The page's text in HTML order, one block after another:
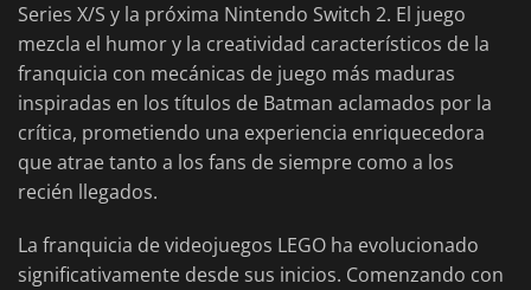
Series X/S y la próxima Nintendo Switch 2. El juego
mezcla el humor y la creatividad característicos de la
franquicia con mecánicas de juego más maduras
inspiradas en los títulos de Batman aclamados por la
crítica, prometiendo una experiencia enriquecedora
que atrae tanto a los fans de siempre como a los
recién llegados.
La franquicia de videojuegos LEGO ha evolucionado
significativamente desde sus inicios. Comenzando con